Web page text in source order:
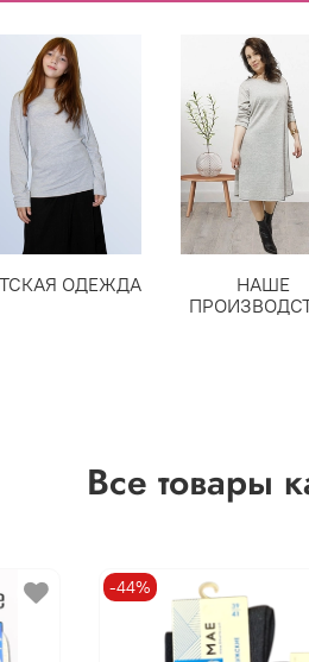
ОДЕЖДА
НАШЕ
Все товары
-44%